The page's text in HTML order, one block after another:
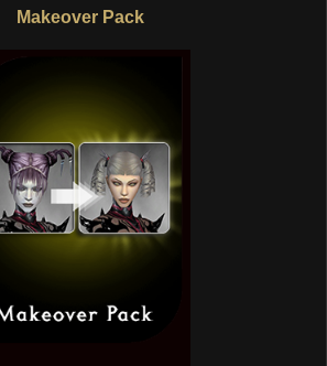
Makeover Pack